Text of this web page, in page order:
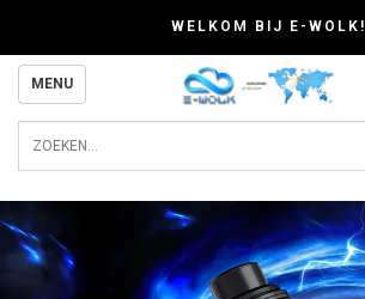
WELKOM BIJ E-WOLK!
MENU